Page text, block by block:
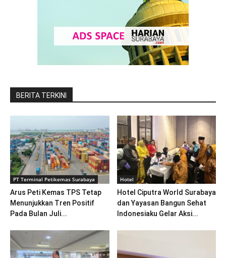
BERITA TERKINI
PT Terminal Petikemas Surabaya
Arus Peti Kemas TPS Tetap
Menunjukkan Tren Positif
Pada Bulan Juli...
Hotel
Hotel Ciputra World Surabaya
dan Yayasan Bangun Sehat
Indonesiaku Gelar Aksi...